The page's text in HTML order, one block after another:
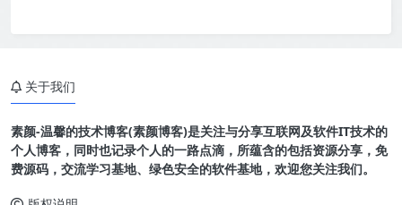
关于我们
素颜-温馨的技术博客(素颜博客)是关注与分享互联网及软件IT技术的
个人博客，同时也记录个人的一路点滴，所蕴含的包括资源分享，免
费源码，交流学习基地、绿色安全的软件基地，欢迎您关注我们。